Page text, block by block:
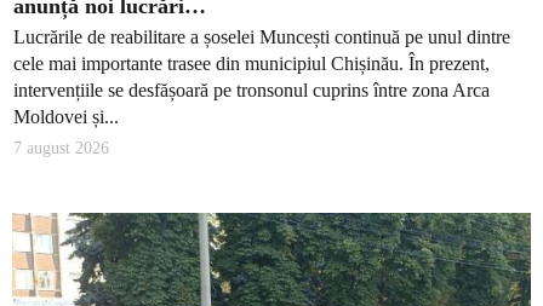
anunță noi lucrări…
Lucrările de reabilitare a șoselei Muncești continuă pe unul dintre
cele mai importante trasee din municipiul Chișinău. În prezent,
intervențiile se desfășoară pe tronsonul cuprins între zona Arca
Moldovei și...
7 august 2026